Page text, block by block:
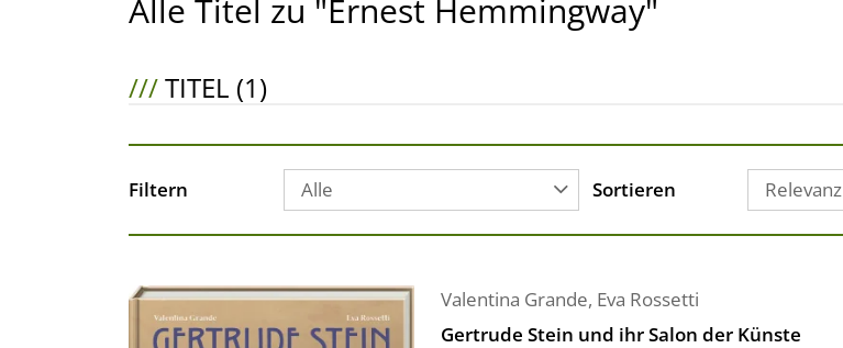
Alle Titel zu "Ernest Hemmingway"
///TITEL (1)
Filtern Alle Sortieren Relevanz
Valentina Grande, Eva Rossetti
Gertrude Stein und ihr Salon der Künste